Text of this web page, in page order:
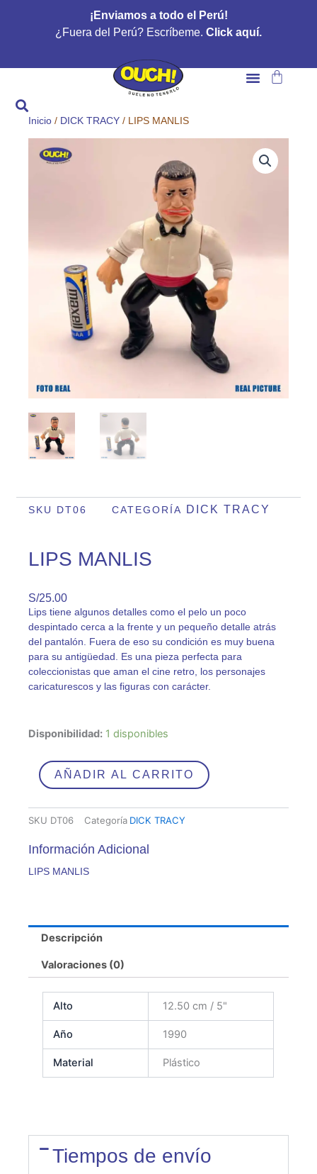
¡Enviamos a todo el Perú!
¿Fuera del Perú? Escríbeme. Click aquí.
Carrito
Inicio / DICK TRACY / LIPS MANLIS
SKU DT06 CATEGORÍA DICK TRACY
LIPS MANLIS
S/25.00
Lips tiene algunos detalles como el pelo un poco
despintado cerca a la frente y un pequeño detalle atrás
del pantalón. Fuera de eso su condición es muy buena
para su antigüedad. Es una pieza perfecta para
coleccionistas que aman el cine retro, los personajes
caricaturescos y las figuras con carácter.
Disponibilidad: 1 disponibles
LIPS
cantidad
AÑADIR AL CARRITO
SKU DT06 Categoría DICK TRACY
Información Adicional
LIPS MANLIS
Descripción
Valoraciones (0)
Alto 12.50 cm / 5"
Año 1990
Material Plástico
Tiempos de envío